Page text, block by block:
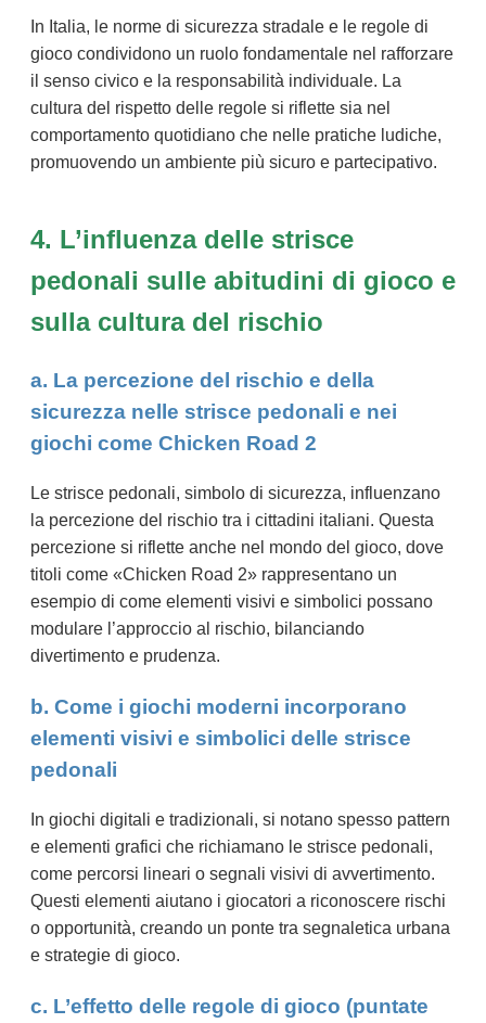
In Italia, le norme di sicurezza stradale e le regole di
gioco condividono un ruolo fondamentale nel rafforzare
il senso civico e la responsabilità individuale. La
cultura del rispetto delle regole si riflette sia nel
comportamento quotidiano che nelle pratiche ludiche,
promuovendo un ambiente più sicuro e partecipativo.
4. L’influenza delle strisce
pedonali sulle abitudini di gioco e
sulla cultura del rischio
a. La percezione del rischio e della
sicurezza nelle strisce pedonali e nei
giochi come Chicken Road 2
Le strisce pedonali, simbolo di sicurezza, influenzano
la percezione del rischio tra i cittadini italiani. Questa
percezione si riflette anche nel mondo del gioco, dove
titoli come «Chicken Road 2» rappresentano un
esempio di come elementi visivi e simbolici possano
modulare l’approccio al rischio, bilanciando
divertimento e prudenza.
b. Come i giochi moderni incorporano
elementi visivi e simbolici delle strisce
pedonali
In giochi digitali e tradizionali, si notano spesso pattern
e elementi grafici che richiamano le strisce pedonali,
come percorsi lineari o segnali visivi di avvertimento.
Questi elementi aiutano i giocatori a riconoscere rischi
o opportunità, creando un ponte tra segnaletica urbana
e strategie di gioco.
c. L’effetto delle regole di gioco (puntate